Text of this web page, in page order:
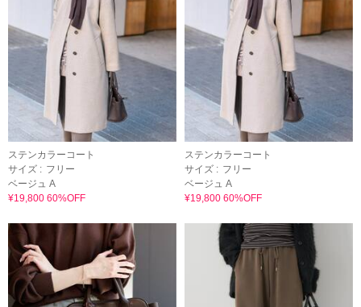
ステンカラーコート
サイズ : フリー
ベージュ A
¥19,800 60%OFF
ステンカラーコート
サイズ : フリー
ベージュ A
¥19,800 60%OFF